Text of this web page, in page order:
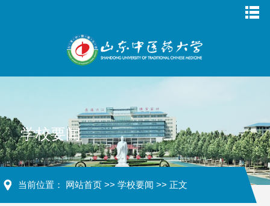
学校要闻
当前位置： 网站首页 >> 学校要闻 >> 正文